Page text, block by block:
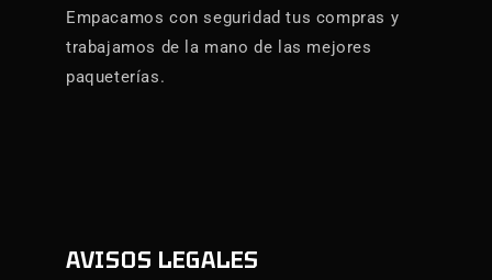
Empacamos con seguridad tus compras y
trabajamos de la mano de las mejores
paqueterías.
AVISOS LEGALES